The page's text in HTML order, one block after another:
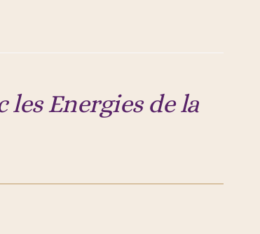
Energies de la